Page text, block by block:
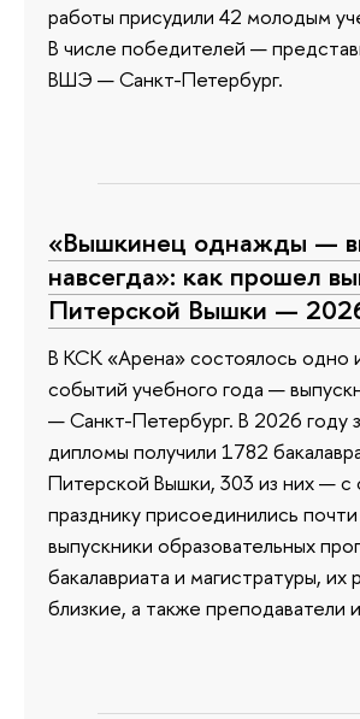
работы присудили 42 молодым
В числе победителей —
ВШЭ — Санкт-Петербург.
«Вышкинец однажды —
навсегда»: как прошел
Питерской Вышки —
В КСК «Арена» состоялось одно
событий учебного года —
— Санкт-Петербург. В 2026 году
дипломы получили 1782
Питерской Вышки, 303 из них — с
празднику присоединились
выпускники образовательных
бакалавриата и магистратуры, их
близкие, а также преподаватели